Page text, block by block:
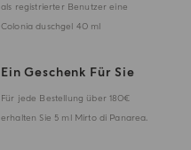
als registrierter Benutzer eine
Colonia duschgel 40 ml
Ein Geschenk Für Sie
Für jede Bestellung über 180€
erhalten Sie 5 ml Mirto di Panarea.